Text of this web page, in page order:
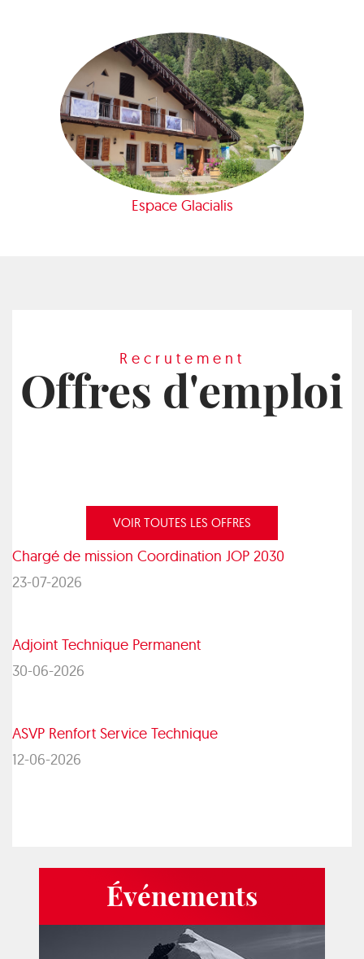
Espace Glacialis
Recrutement
Offres d'emploi
VOIR TOUTES LES OFFRES
Chargé de mission Coordination JOP 2030
23-07-2026
Adjoint Technique Permanent
30-06-2026
ASVP Renfort Service Technique
12-06-2026
Événements